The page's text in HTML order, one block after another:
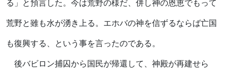
る」と預言した。今は荒野の様だ、併し神の恩恵でもって
荒野と雖も水が湧き上る。エホバの神を信ずるならば亡国
も復興する、という事を言ったのである。
後バビロン捕囚から国民が帰還して、神殿が再建せら